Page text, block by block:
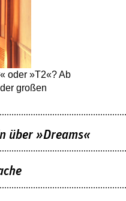
oder »T2«? Ab
großen
über »Dreams«